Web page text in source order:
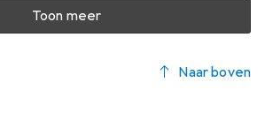
Toon meer
Naar boven